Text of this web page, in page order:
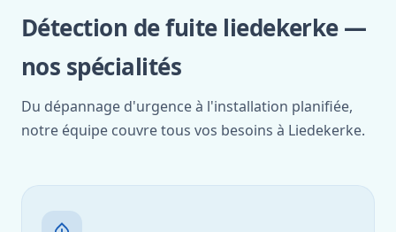
Détection de fuite liedekerke —
nos spécialités
Du dépannage d'urgence à l'installation planifiée,
notre équipe couvre tous vos besoins à Liedekerke.